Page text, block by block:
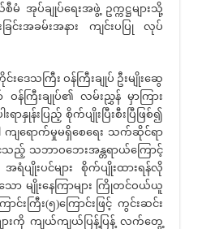
မံ အုပ်ချုပ်ရေးအဖွဲ့ ဥက္ကဋ္ဌများသို့
ြင်းအခမ်းအနား ကျင်းပပြု လုပ်
ဒေသကြီး ဝန်ကြီးချုပ် ဦးမျိုးဆွေ
ဝန်ကြီးချုပ်၏ လမ်းညွှန် မှာကြား
ာနှုန်းပြည့် စိုက်ပျိုးပြီးစီးပြီဖြစ်၍
ကျရောက်မှုမရှိစေရေး သက်ဆိုင်ရာ
င်သည့် သဘာဝဘေးအန္တရာယ်ကြောင့်
အရံပျိုးပင်များ စိုက်ပျိုးထားရန်လို
ာ မျိုးနေကြာများ ကြိုတင်ဝယ်ယူ
းကြီး(၅)ကြောင်းဖြင့် ကွင်းဆင်း
ျားကို ကျယ်ကျယ်ပြန့်ပြန့် လက်တွေ့